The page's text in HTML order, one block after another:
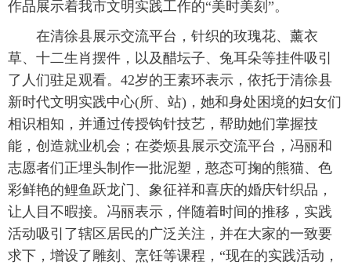
作品展示着我市文明实践工作的“美时美刻”。
在清徐县展示交流平台，针织的玫瑰花、薰衣
草、十二生肖摆件，以及醋坛子、兔耳朵等挂件吸引
了人们驻足观看。42岁的王素环表示，依托于清徐县
新时代文明实践中心(所、站)，她和身处困境的妇女们
相识相知，并通过传授钩针技艺，帮助她们掌握技
能，创造就业机会；在娄烦县展示交流平台，冯丽和
志愿者们正埋头制作一批泥塑，憨态可掬的熊猫、色
彩鲜艳的鲤鱼跃龙门、象征祥和喜庆的婚庆针织品，
让人目不暇接。冯丽表示，伴随着时间的推移，实践
活动吸引了辖区居民的广泛关注，并在大家的一致要
求下，增设了雕刻、烹饪等课程，“现在的实践活动，